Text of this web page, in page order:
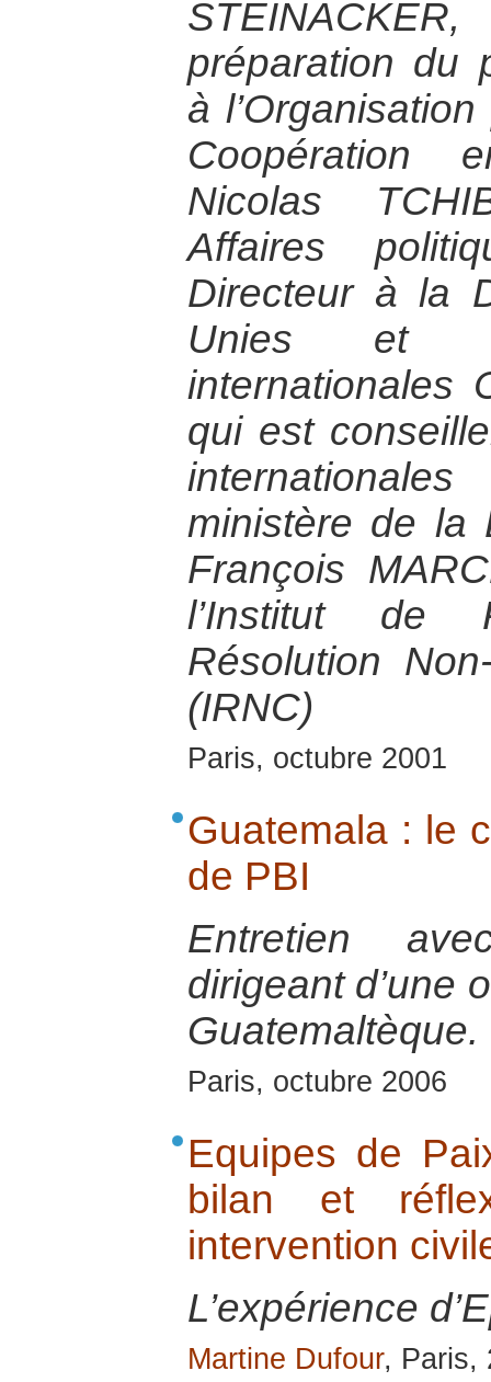
préparation du
à
Coopération
Nicolas
Affaires
Directeur à la
Unies et
internationales
qui est
ministère de la
François
l’Institut de
Résolution
(IRNC)
Paris, octubre 2001
Guatemala : le
de PBI
Entretien
dirigeant d’une
Guatemaltèque.
Paris, octubre 2006
Equipes de
bilan et
intervention
L’expérience
Martine Dufour, Paris,